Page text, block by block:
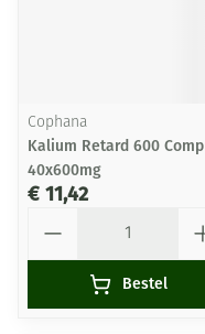
Cophana
Kalium Retard 600 Comp
40x600mg
€ 11,42
Bestel